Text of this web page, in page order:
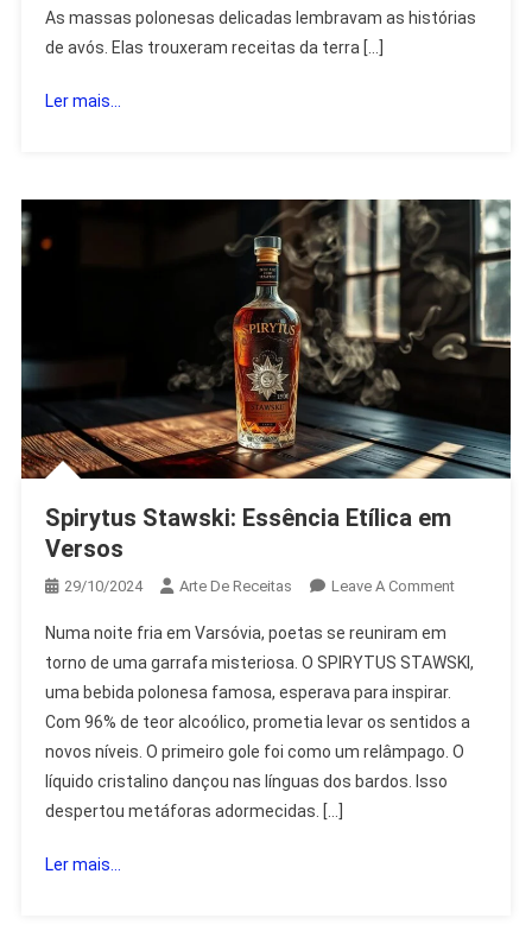
Polonesa
As massas polonesas delicadas lembravam as histórias
de avós. Elas trouxeram receitas da terra […]
Ler mais...
Spirytus Stawski: Essência Etílica em
Versos
29/10/2024 Arte De Receitas Leave A CommentOn
Essência
Em
Versos
Numa noite fria em Varsóvia, poetas se reuniram em
torno de uma garrafa misteriosa. O SPIRYTUS STAWSKI,
uma bebida polonesa famosa, esperava para inspirar.
Com 96% de teor alcoólico, prometia levar os sentidos a
novos níveis. O primeiro gole foi como um relâmpago. O
líquido cristalino dançou nas línguas dos bardos. Isso
despertou metáforas adormecidas. […]
Ler mais...